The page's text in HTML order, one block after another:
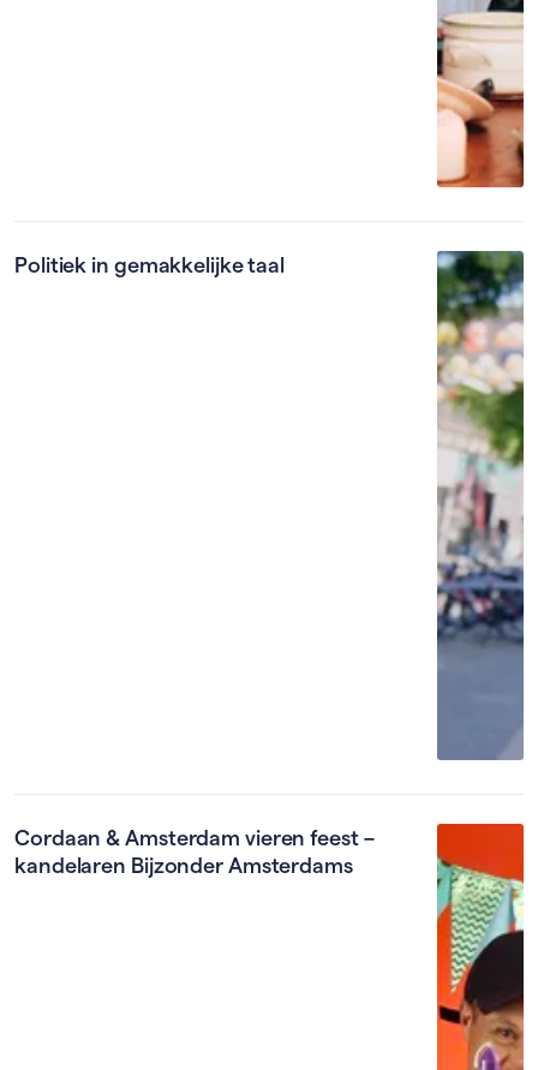
Politiek in gemakkelijke taal
Cordaan & Amsterdam vieren feest –
kandelaren Bijzonder Amsterdams